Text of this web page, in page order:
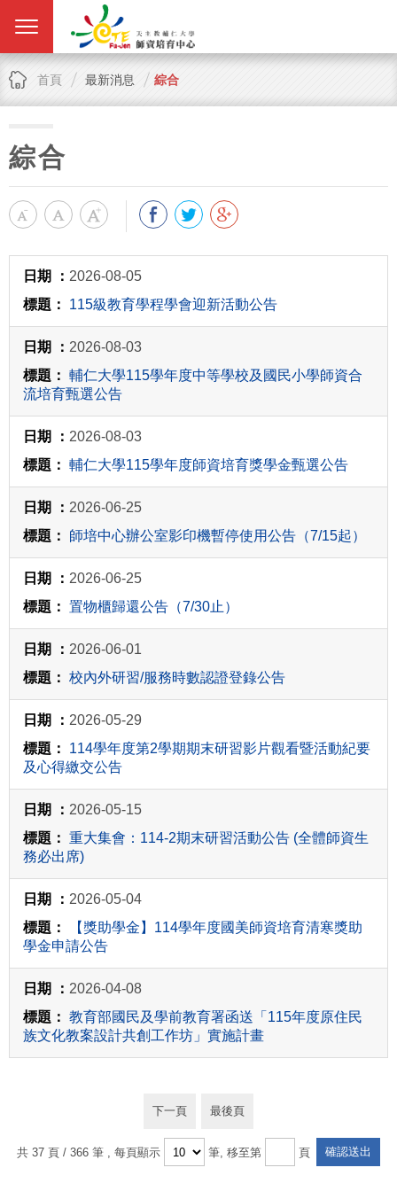
首頁 最新消息 綜合
綜合
2026-08-05
115級教育學程學會迎新活動公告
2026-08-03
輔仁大學115學年度中等學校及國民小學師資合
流培育甄選公告
2026-08-03
輔仁大學115學年度師資培育獎學金甄選公告
2026-06-25
師培中心辦公室影印機暫停使用公告（7/15起）
2026-06-25
置物櫃歸還公告（7/30止）
2026-06-01
校內外研習/服務時數認證登錄公告
2026-05-29
114學年度第2學期期末研習影片觀看暨活動紀要
及心得繳交公告
2026-05-15
重大集會：114-2期末研習活動公告 (全體師資生
務必出席)
2026-05-04
【獎助學金】114學年度國美師資培育清寒獎助
學金申請公告
2026-04-08
教育部國民及學前教育署函送「115年度原住民
族文化教案設計共創工作坊」實施計畫
下一頁 最後頁
共 37 頁 / 366 筆 , 每頁顯示 筆, 移至第 頁